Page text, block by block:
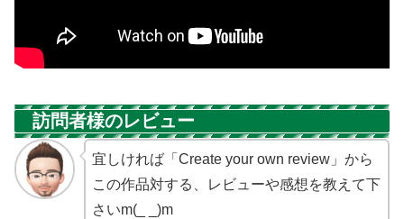
訪問者様のレビュー
宜しければ「Create your own review」から
この作品対する、レビューや感想を教えて下
さいm(_ _)m